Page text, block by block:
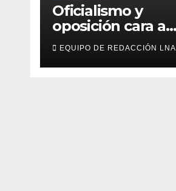
Oficialismo y
oposición cara a
cara en diálogo
impulsado por EE
UU: las claves
EQUIPO DE REDACCIÓN LNA